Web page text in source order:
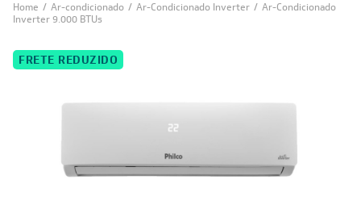
Home / Ar-condicionado / Ar-Condicionado Inverter / Ar-Condicionado
Inverter 9.000 BTUs
FRETE REDUZIDO